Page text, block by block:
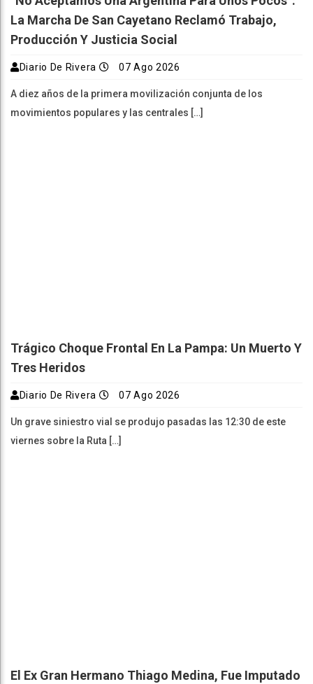
La Marcha De San Cayetano Reclamó Trabajo,
Producción Y Justicia Social
Diario De Rivera 07 Ago 2026
A diez años de la primera movilización conjunta de los
movimientos populares y las centrales […]
Trágico Choque Frontal En La Pampa: Un Muerto Y
Tres Heridos
Diario De Rivera 07 Ago 2026
Un grave siniestro vial se produjo pasadas las 12:30 de este
viernes sobre la Ruta […]
El Ex Gran Hermano Thiago Medina, Fue Imputado